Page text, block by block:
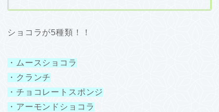
ショコラが5種類！！
・ムースショコラ
・クランチ
・チョコレートスポンジ
・アーモンドショコラ